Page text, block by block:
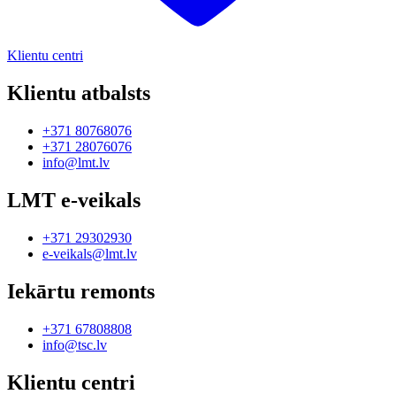
Klientu centri
Klientu atbalsts
+371 80768076
+371 28076076
info@lmt.lv
LMT e-veikals
+371 29302930
e-veikals@lmt.lv
Iekārtu remonts
+371 67808808
info@tsc.lv
Klientu centri